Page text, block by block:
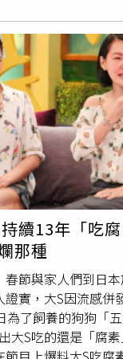
麼我們兩個的愛會
乎每天以淚洗面。
S卻在過年時感染流
《鏡週刊》報導，
邊，無奈醫師最終
到癱軟在地。小S面
，不僅在醫院哭癱
什麼話都說不出來
露，小S在日本每
定，家人才做出「
有空就可以去和姊
持續13年「吃
那種
春節與家人們到日
實，大S因流感併
為了飼養的狗狗「
大S吃的還是「腐